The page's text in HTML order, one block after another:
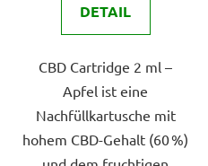
DETAIL
CBD Cartridge 2 ml –
Apfel ist eine
Nachfüllkartusche mit
hohem CBD-Gehalt (60 %)